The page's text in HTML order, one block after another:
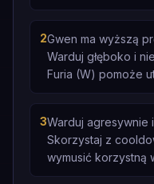
2Gwen ma wyższą
Warduj głęboko i
Furia (W) pomoże
3Warduj agresywnie
Skorzystaj z
wymusić korzystną